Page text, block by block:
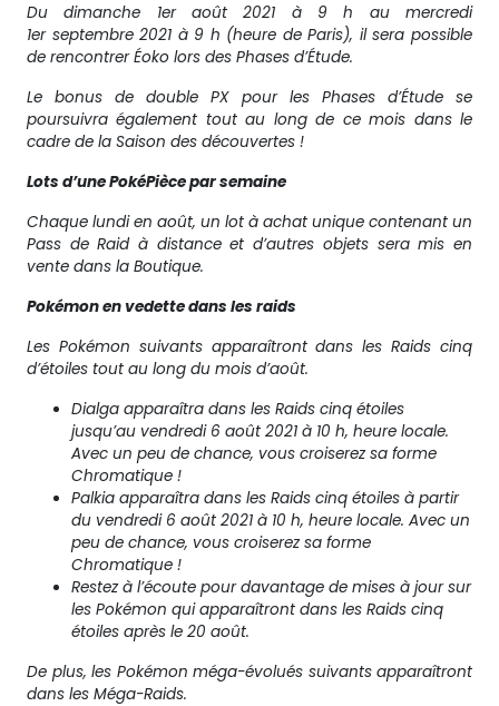
Du dimanche 1er août 2021 à 9 h au mercredi
1er septembre 2021 à 9 h (heure de Paris), il sera possible
de rencontrer Éoko lors des Phases d’Étude.
Le bonus de double PX pour les Phases d’Étude se
poursuivra également tout au long de ce mois dans le
cadre de la Saison des découvertes !
Lots d’une PokéPièce par semaine
Chaque lundi en août, un lot à achat unique contenant un
Pass de Raid à distance et d’autres objets sera mis en
vente dans la Boutique.
Pokémon en vedette dans les raids
Les Pokémon suivants apparaîtront dans les Raids cinq
d’étoiles tout au long du mois d’août.
Dialga apparaîtra dans les Raids cinq étoiles
jusqu’au vendredi 6 août 2021 à 10 h, heure locale.
Avec un peu de chance, vous croiserez sa forme
Chromatique !
Palkia apparaîtra dans les Raids cinq étoiles à partir
du vendredi 6 août 2021 à 10 h, heure locale. Avec un
peu de chance, vous croiserez sa forme
Chromatique !
Restez à l’écoute pour davantage de mises à jour sur
les Pokémon qui apparaîtront dans les Raids cinq
étoiles après le 20 août.
De plus, les Pokémon méga-évolués suivants apparaîtront
dans les Méga-Raids.